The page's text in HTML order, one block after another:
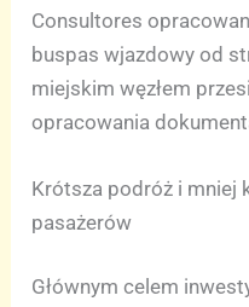
Consultores
buspas wjazdowy od
miejskim węzłem
opracowania
Krótsza podróż i mniej
pasażerów
Głównym celem